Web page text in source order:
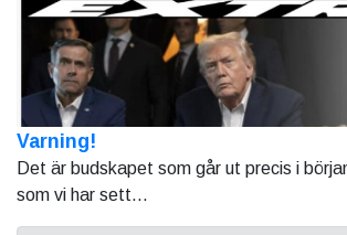
Varning!
Det är budskapet som går ut precis i
som vi har sett...